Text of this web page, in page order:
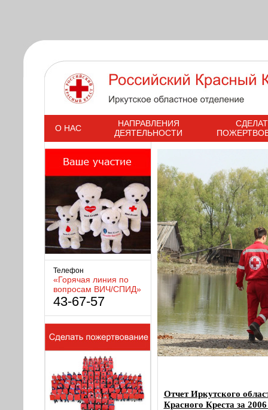
s
О НАС
НАПРАВЛЕНИЯ
ДЕЯТЕЛЬНОСТИ
Телефон
«Горячая линия по
вопросам ВИЧ/СПИД»
43-67-57
Отчет Иркутского
Красного Креста за 2006